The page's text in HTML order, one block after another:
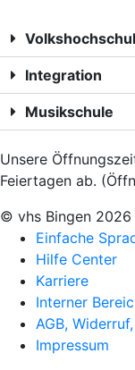
Integration
Musikschule
Unsere
Feiertagen ab.
© vhs Bingen 2026
Einfache
Hilfe Center
Karriere
Interner
AGB,
Impressum